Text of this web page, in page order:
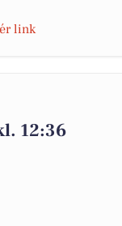
link
12:36